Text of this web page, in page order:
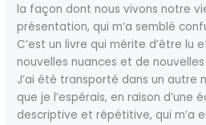
la façon dont nous vivons notre
présentation, qui m’a semblé
C’est un livre qui mérite d’être lu
nouvelles nuances et de
J’ai été transporté dans un autre
que je l’espérais, en raison d’une
descriptive et répétitive, qui m’a